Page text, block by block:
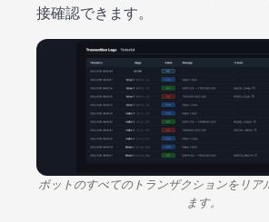
接確認できます。
ボットのすべてのトランザクションをリア
ます。